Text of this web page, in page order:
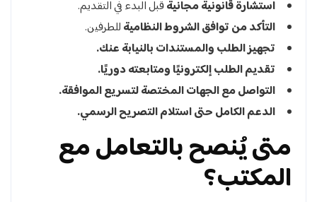
استشارة قانونية مجانيةقبل البدء في التقديم.
التأكد من توافق الشروط النظاميةللطرفين.
تجهيز الطلب والمستندات بالنيابة عنك.
تقديم الطلب إلكترونيًا ومتابعته دوريًا.
التواصل مع الجهات المختصة لتسريع الموافقة.
الدعم الكامل حتى استلام التصريح الرسمي.
متى يُنصح بالتعامل مع
المكتب؟